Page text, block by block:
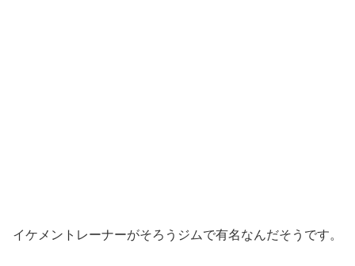
イケメントレーナーがそろうジムで有名なんだそうです。